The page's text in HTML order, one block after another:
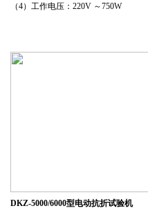
（4）工作电压：220V ～750W
DKZ-5000/6000型电动抗折试验机